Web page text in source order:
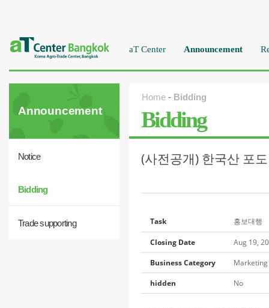
aT Center Announcement
Announcement
Notice
Bidding
Trade supporting
Home - Bidding
Bidding
(사전공개) 한국산 포
Task 홍보대행
Closing Date
Aug 19,
Business Category
Marketing
hidden
No